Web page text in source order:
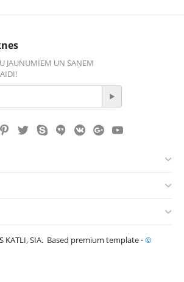
JAUNUMIEM UN SAŅEM
KATLI, SIA. Based premium template -©